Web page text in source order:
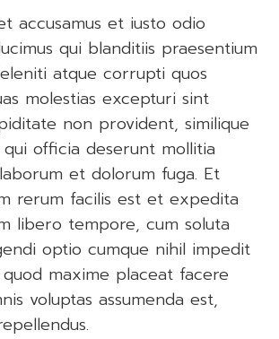
accusamus et iusto odio
qui blanditiis praesentium
atque corrupti quos
molestias excepturi sint
non provident, similique
officia deserunt mollitia
et dolorum fuga. Et
rerum facilis est et expedita
libero tempore, cum soluta
optio cumque nihil impedit
maxime placeat facere
voluptas assumenda est,